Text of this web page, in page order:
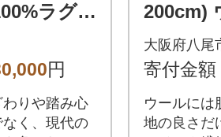
ラグ
(T112)
円
りや踏み心
く、現代の
200cm)
ラグ 有
12)
大阪府八尾
寄付金額
ウールには
地の良さだ